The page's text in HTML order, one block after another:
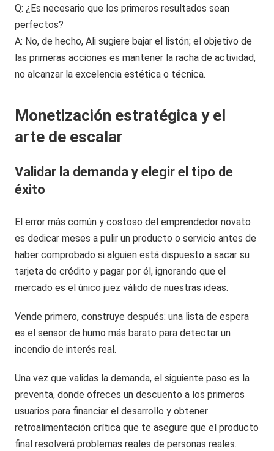
Q: ¿Es necesario que los primeros resultados sean
perfectos?
A: No, de hecho, Ali sugiere bajar el listón; el objetivo de
las primeras acciones es mantener la racha de actividad,
no alcanzar la excelencia estética o técnica.
Monetización estratégica y el
arte de escalar
Validar la demanda y elegir el tipo de
éxito
El error más común y costoso del emprendedor novato
es dedicar meses a pulir un producto o servicio antes de
haber comprobado si alguien está dispuesto a sacar su
tarjeta de crédito y pagar por él, ignorando que el
mercado es el único juez válido de nuestras ideas.
Vende primero, construye después: una lista de espera
es el sensor de humo más barato para detectar un
incendio de interés real.
Una vez que validas la demanda, el siguiente paso es la
preventa, donde ofreces un descuento a los primeros
usuarios para financiar el desarrollo y obtener
retroalimentación crítica que te asegure que el producto
final resolverá problemas reales de personas reales.